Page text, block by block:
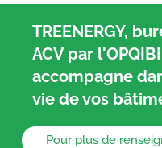
TREENERGY,
ACV par
accompagne
vie de vos
Pour plus de